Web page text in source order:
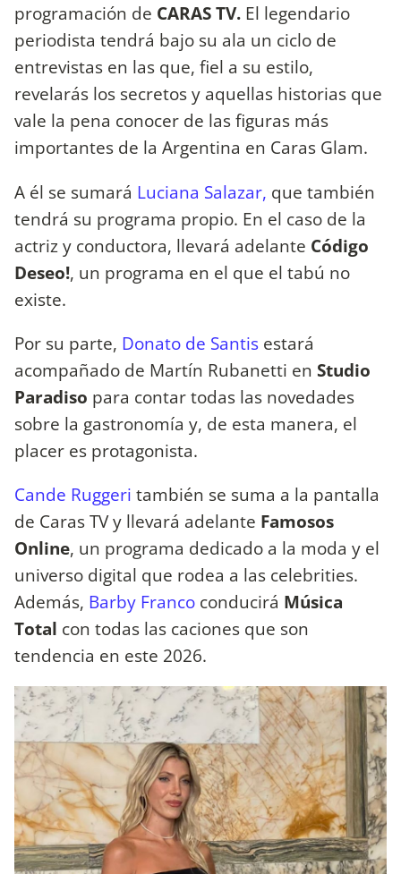
programación de CARAS TV. El legendario
periodista tendrá bajo su ala un ciclo de
entrevistas en las que, fiel a su estilo,
revelarás los secretos y aquellas historias que
vale la pena conocer de las figuras más
importantes de la Argentina en Caras Glam.
A él se sumará Luciana Salazar, que también
tendrá su programa propio. En el caso de la
actriz y conductora, llevará adelante Código
Deseo!, un programa en el que el tabú no
existe.
Por su parte, Donato de Santis estará
acompañado de Martín Rubanetti en Studio
Paradiso para contar todas las novedades
sobre la gastronomía y, de esta manera, el
placer es protagonista.
Cande Ruggeri también se suma a la pantalla
de Caras TV y llevará adelante Famosos
Online, un programa dedicado a la moda y el
universo digital que rodea a las celebrities.
Además, Barby Franco conducirá Música
Total con todas las caciones que son
tendencia en este 2026.